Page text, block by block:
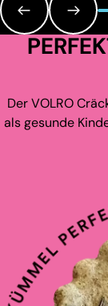
Der VOLRO
als gesunde